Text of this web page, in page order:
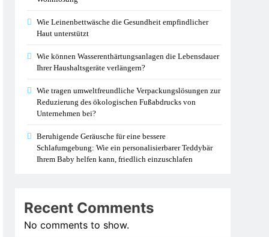
Wie Leinenbettwäsche die Gesundheit empfindlicher
Haut unterstützt
Wie können Wasserenthärtungsanlagen die Lebensdauer
Ihrer Haushaltsgeräte verlängern?
Wie tragen umweltfreundliche Verpackungslösungen zur
Reduzierung des ökologischen Fußabdrucks von
Unternehmen bei?
Beruhigende Geräusche für eine bessere
Schlafumgebung: Wie ein personalisierbarer Teddybär
Ihrem Baby helfen kann, friedlich einzuschlafen
Recent Comments
No comments to show.